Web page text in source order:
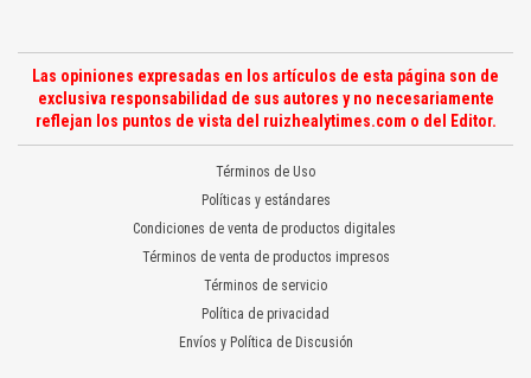
Las opiniones expresadas en los artículos de esta página son de
exclusiva responsabilidad de sus autores y no necesariamente
reflejan los puntos de vista del ruizhealytimes.com o del Editor.
Términos de Uso
Políticas y estándares
Condiciones de venta de productos digitales
Términos de venta de productos impresos
Términos de servicio
Política de privacidad
Envíos y Política de Discusión